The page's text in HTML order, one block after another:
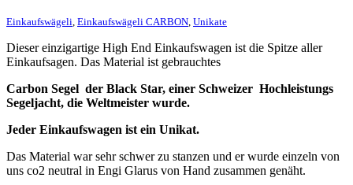
Einkaufswägeli, Einkaufswägeli CARBON, Unikate
Dieser einzigartige High End Einkaufswagen ist die Spitze aller
Einkaufsagen. Das Material ist gebrauchtes
Carbon Segel der Black Star, einer Schweizer Hochleistungs
Segeljacht, die Weltmeister wurde.
Jeder Einkaufswagen ist ein Unikat.
Das Material war sehr schwer zu stanzen und er wurde einzeln von
uns co2 neutral in Engi Glarus von Hand zusammen genäht.